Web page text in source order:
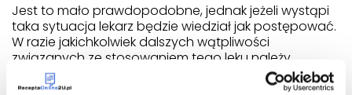
Jest to mało prawdopodobne, jednak jeżeli wystąpi
taka sytuacja lekarz będzie wiedział jak postępować.
W razie jakichkolwiek dalszych wątpliwości
związanych ze stosowaniem tego leku należy
zwrócić się do lekarza lub pielęgniarki.